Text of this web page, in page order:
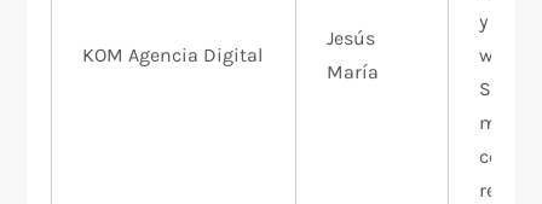
KOM Agencia Digital
Jesús
María
y
web,
SEM,
redes